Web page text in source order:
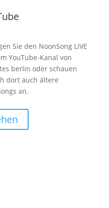
Sie den NoonSong LIVE
YouTube-Kanal von
berlin oder schauen
dort auch ältere
an.